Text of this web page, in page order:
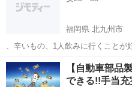
福岡県 北九州市
、辛いもの、1人飲みに行くことが
ですが友達が北…
福岡 北九州市 その他
【自動車部品
できる!!手当